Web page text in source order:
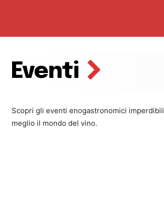
Eventi
Scopri gli eventi enogastronomici
meglio il mondo del vino.